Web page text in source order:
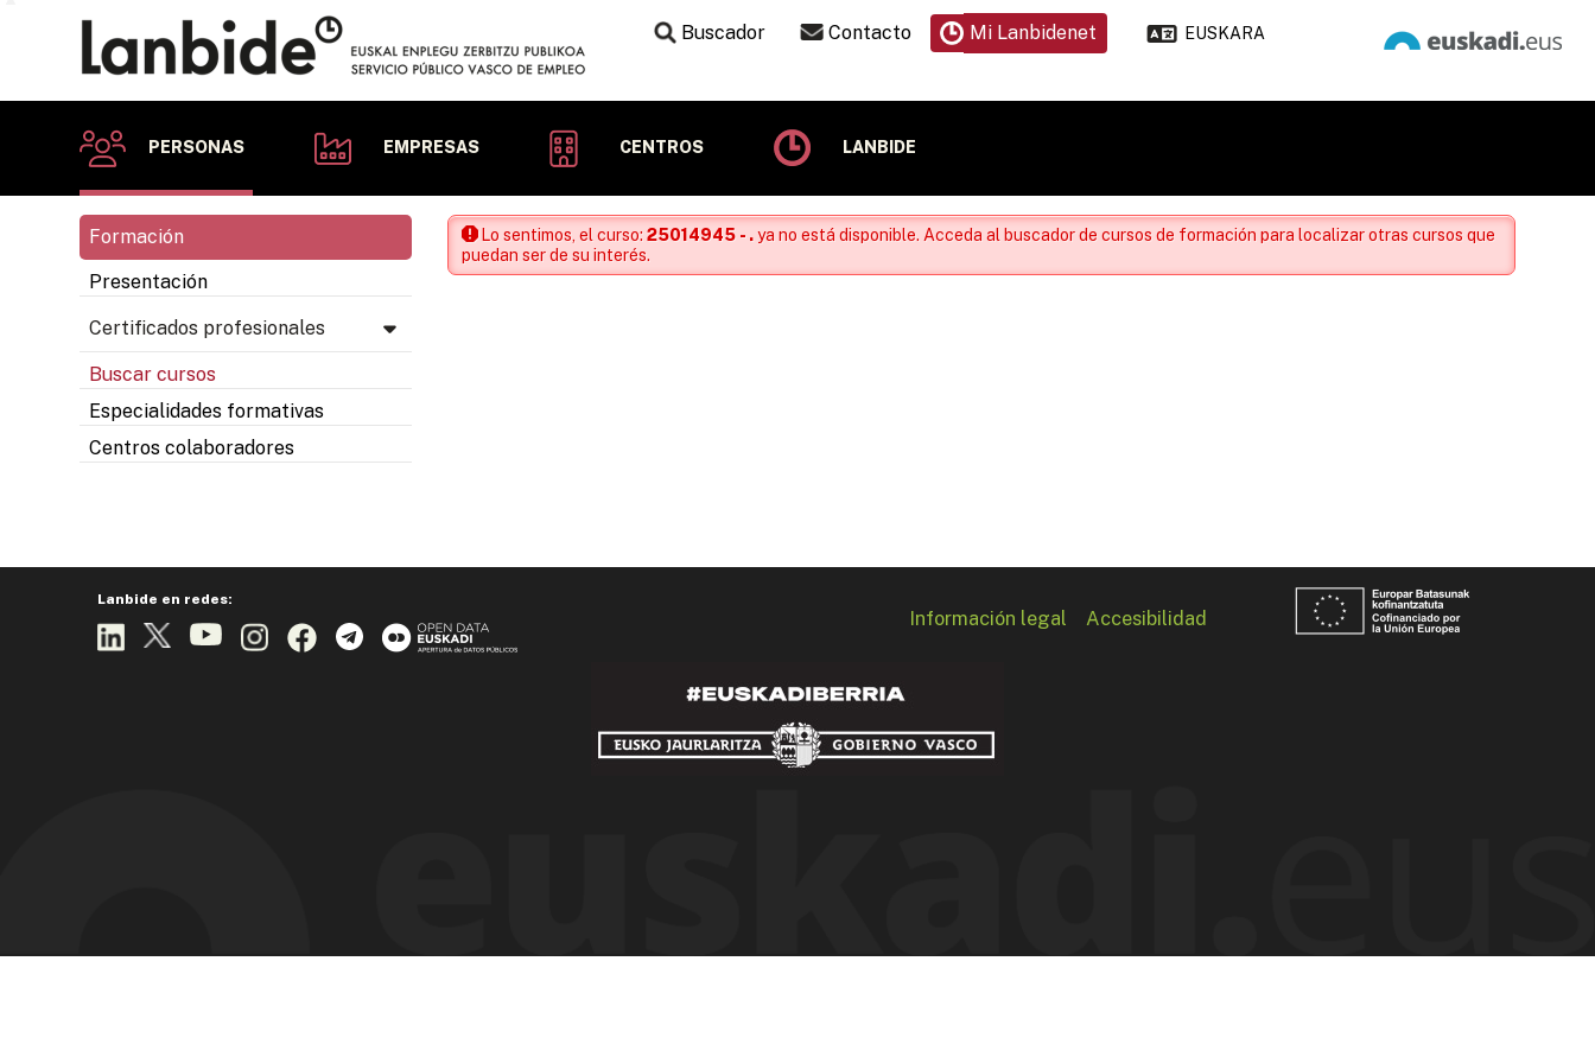
Buscador Contacto Mi Lanbidenet EUSKARA
PERSONAS EMPRESAS CENTROS LANBIDE
Formación
Presentación
Certificados profesionales
Buscar cursos
Especialidades formativas
Centros colaboradores
Lo sentimos, el curso:25014945 - .ya no está disponible. Acceda al buscador de cursos de formación para localizar otras cursos que
puedan ser de su interés.
Lanbide en redes:
Información legal Accesibilidad